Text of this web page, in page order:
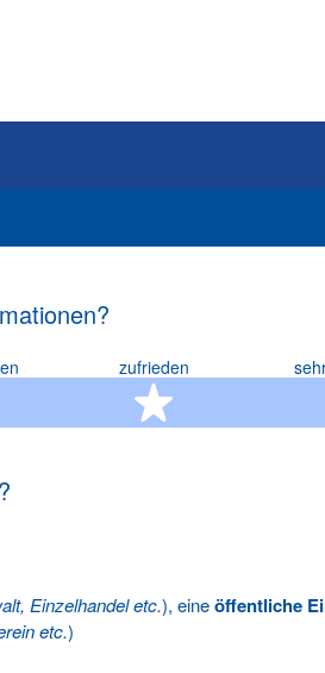
zufrieden
4 Sterne
Einzelhandel etc.), eineöffentliche
etc.)